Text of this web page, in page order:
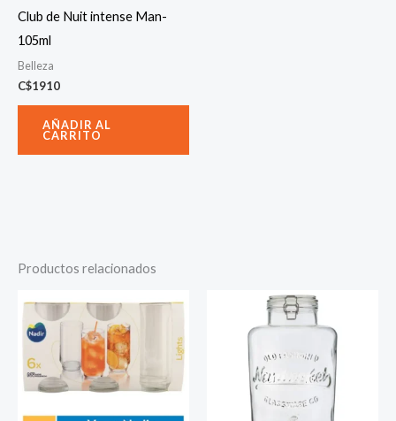
Club de Nuit intense Man-
105ml
Belleza
C$1910
AÑADIR AL
CARRITO
Productos relacionados